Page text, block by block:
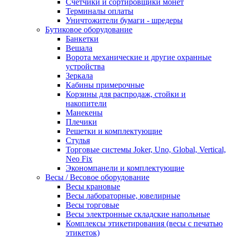
Счетчики и сортировщики монет
Терминалы оплаты
Уничтожители бумаги - шредеры
Бутиковое оборудование
Банкетки
Вешала
Ворота механические и другие охранные
устройства
Зеркала
Кабины примерочные
Корзины для распродаж, стойки и
накопители
Манекены
Плечики
Решетки и комплектующие
Стулья
Торговые системы Joker, Uno, Global, Vertical,
Neo Fix
Экономпанели и комплектующие
Весы / Весовое оборудование
Весы крановые
Весы лабораторные, ювелирные
Весы торговые
Весы электронные складские напольные
Комплексы этикетирования (весы с печатью
этикеток)